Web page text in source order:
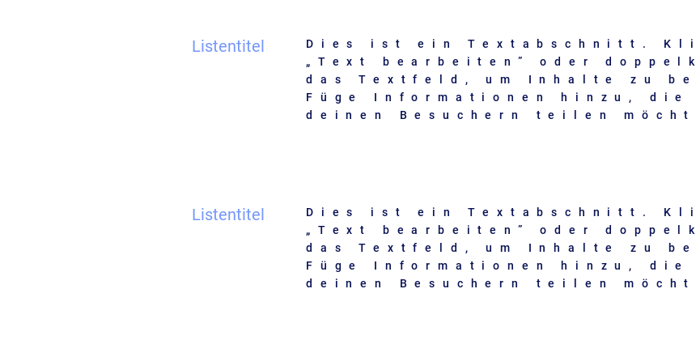
Listentitel
Dies ist ein Textabschnitt.
„Text bearbeiten” oder
das Textfeld, um Inhalte zu
Füge Informationen hinzu, die
deinen Besuchern teilen
Listentitel
Dies ist ein Textabschnitt.
„Text bearbeiten” oder
das Textfeld, um Inhalte zu
Füge Informationen hinzu, die
deinen Besuchern teilen